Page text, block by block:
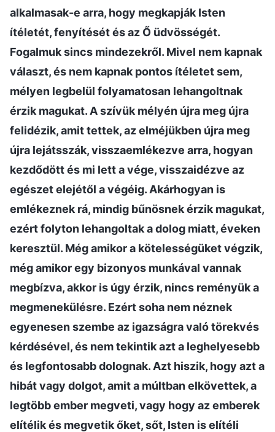
alkalmasak-e arra, hogy megkapják Isten
ítéletét, fenyítését és az Ő üdvösségét.
Fogalmuk sincs mindezekről. Mivel nem kapnak
választ, és nem kapnak pontos ítéletet sem,
mélyen legbelül folyamatosan lehangoltnak
érzik magukat. A szívük mélyén újra meg újra
felidézik, amit tettek, az elméjükben újra meg
újra lejátsszák, visszaemlékezve arra, hogyan
kezdődött és mi lett a vége, visszaidézve az
egészet elejétől a végéig. Akárhogyan is
emlékeznek rá, mindig bűnösnek érzik magukat,
ezért folyton lehangoltak a dolog miatt, éveken
keresztül. Még amikor a kötelességüket végzik,
még amikor egy bizonyos munkával vannak
megbízva, akkor is úgy érzik, nincs reményük a
megmenekülésre. Ezért soha nem néznek
egyenesen szembe az igazságra való törekvés
kérdésével, és nem tekintik azt a leghelyesebb
és legfontosabb dolognak. Azt hiszik, hogy azt a
hibát vagy dolgot, amit a múltban elkövettek, a
legtöbb ember megveti, vagy hogy az emberek
elítélik és megvetik őket, sőt, Isten is elítéli